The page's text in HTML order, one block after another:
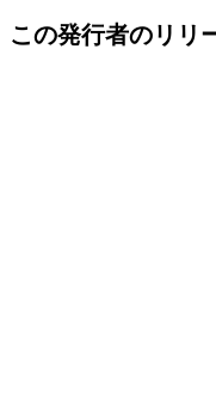
この発行者のリリ